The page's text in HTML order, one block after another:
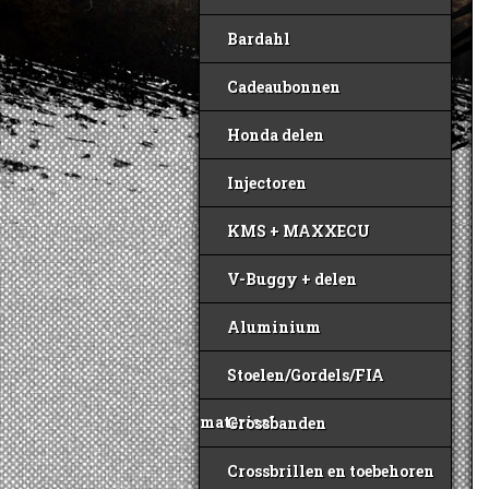
Bardahl
Cadeaubonnen
Honda delen
Injectoren
KMS + MAXXECU
V-Buggy + delen
Aluminium
Stoelen/Gordels/FIA
materiaal
Crossbanden
Crossbrillen en toebehoren